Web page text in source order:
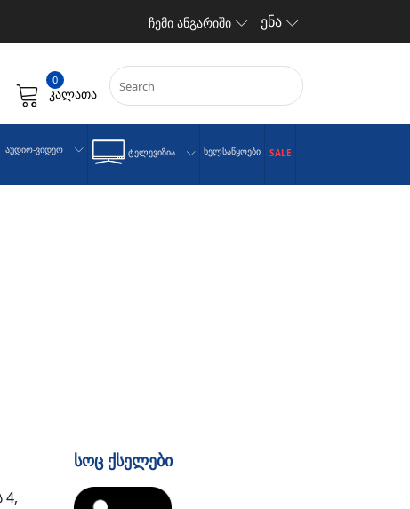
ჩემი ანგარიში ენა
0
კალათა
Აუდიო-Ვიდეო Ტელევიზია Ხელსაწყოები SALE
4,
Სოც Ქსელები